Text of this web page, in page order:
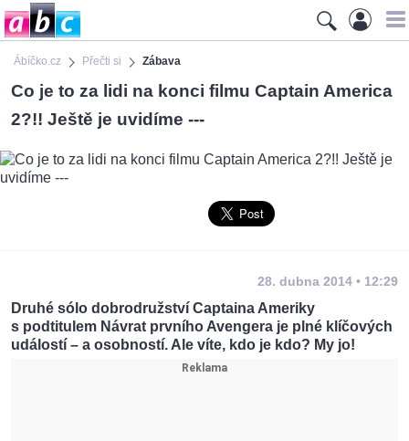
Ábíčko.cz Přečti si Zábava
Co je to za lidi na konci filmu Captain America
2?!! Ještě je uvidíme ---
28. dubna 2014 • 12:29
Druhé sólo dobrodružství Captaina Ameriky
s podtitulem Návrat prvního Avengera je plné klíčových
událostí – a osobností. Ale víte, kdo je kdo? My jo!